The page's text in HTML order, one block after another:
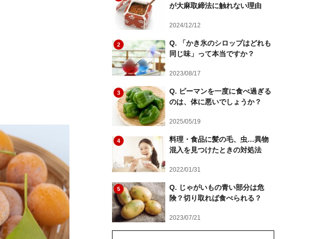
が大麻取締法に触れない理由
2024/12/12
2
Q. 「かき氷のシロップはどれも
同じ味」って本当ですか？
2023/08/17
3
Q. ピーマンを一度に食べ過ぎる
のは、体に悪いでしょうか？
2025/05/19
4
料理・食品に髪の毛、虫…異物
混入を見つけたときの対処法
2022/01/31
5
Q. じゃがいもの青い部分は危
険？切り取れば食べられる？
2023/07/21